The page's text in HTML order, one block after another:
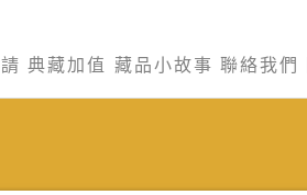
典藏加值 藏品小故事 聯絡我們